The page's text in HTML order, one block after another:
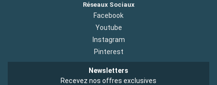
Réseaux Sociaux
Facebook
Youtube
Instagram
Pinterest
Newsletters
Recevez nos offres exclusives